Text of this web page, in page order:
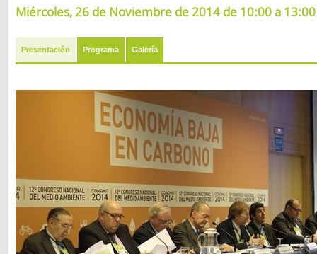
Miércoles, 26 de Noviembre de 2014 de 10:00 a
Presentación Programa Galería